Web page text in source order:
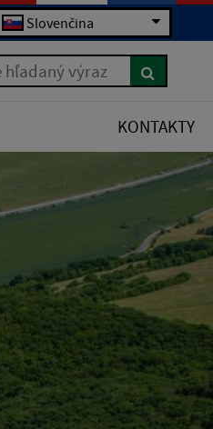
Slovenčina
výraz
KONTAKTY